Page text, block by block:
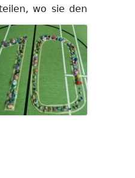
wo sie den